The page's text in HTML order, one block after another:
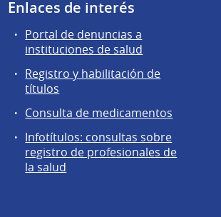
Enlaces de interés
Portal de denuncias a
instituciones de salud
Registro y habilitación de
títulos
Consulta de medicamentos
Infotítulos: consultas sobre
registro de profesionales de
la salud